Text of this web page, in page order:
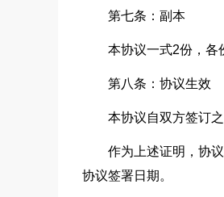
第七条：副本
本协议一式2份，各
第八条：协议生效
本协议自双方签订
作为上述证明，协
协议签署日期。